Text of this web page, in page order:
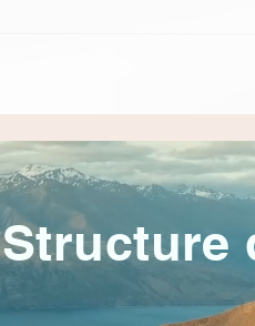
Prendre
Structure